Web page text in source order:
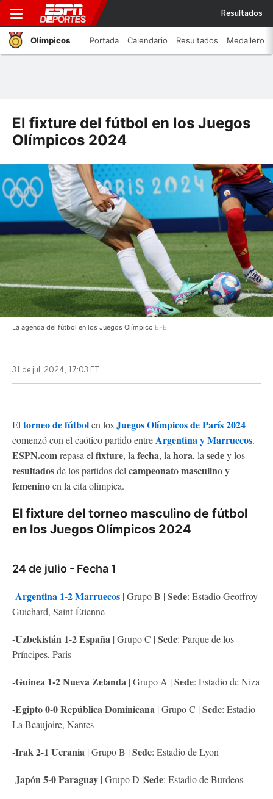
Resultados
Olímpicos Portada Calendario Resultados Medallero
El fixture del fútbol en los Juegos
Olímpicos 2024
La agenda del fútbol en los Juegos Olímpico EFE
31 de jul, 2024, 17:03 ET
El torneo de fútbolen losJuegos Olímpicos de París 2024
comenzó con el caótico partido entreArgentina y Marruecos.
ESPN.comrepasa el fixture, la fecha, la hora, la sedey los
resultadosde los partidos del campeonato masculino y
femeninoen la cita olímpica.
El fixture del torneo masculino de fútbol
en los Juegos Olímpicos 2024
24 de julio - Fecha 1
-Argentina 1-2 Marruecos | Grupo B | Sede: Estadio Geoffroy-
Guichard, Saint-Étienne
-Uzbekistán 1-2 España | Grupo C | Sede: Parque de los
Príncipes, Paris
-Guinea 1-2 Nueva Zelanda | Grupo A | Sede: Estadio de Niza
-Egipto 0-0 República Dominicana | Grupo C | Sede: Estadio
La Beaujoire, Nantes
-Irak 2-1 Ucrania | Grupo B | Sede: Estadio de Lyon
-Japón 5-0 Paraguay | Grupo D |Sede: Estadio de Burdeos